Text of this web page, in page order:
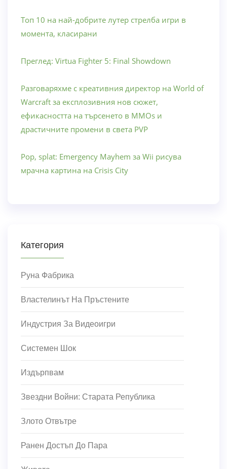
Топ 10 на най-добрите лутер стрелба игри в
момента, класирани
Преглед: Virtua Fighter 5: Final Showdown
Разговаряхме с креативния директор на World of
Warcraft за експлозивния нов сюжет,
ефикасността на търсенето в MMOs и
драстичните промени в света PVP
Pop, splat: Emergency Mayhem за Wii рисува
мрачна картина на Crisis City
Категория
Руна Фабрика
Властелинът На Пръстените
Индустрия За Видеоигри
Системен Шок
Издърпвам
Звездни Войни: Старата Република
Злото Отвътре
Ранен Достъп До Пара